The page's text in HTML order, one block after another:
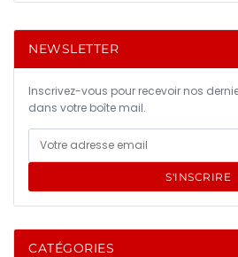
NEWSLETTER
Inscrivez-vous pour recevoir nos
dans votre boîte mail.
S'INSCRIRE
CATÉGORIES